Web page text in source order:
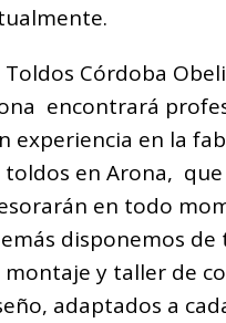
Toldos Córdoba
encontrará
experiencia en la
toldos en Arona, que
en todo
disponemos de
montaje y taller de
adaptados a